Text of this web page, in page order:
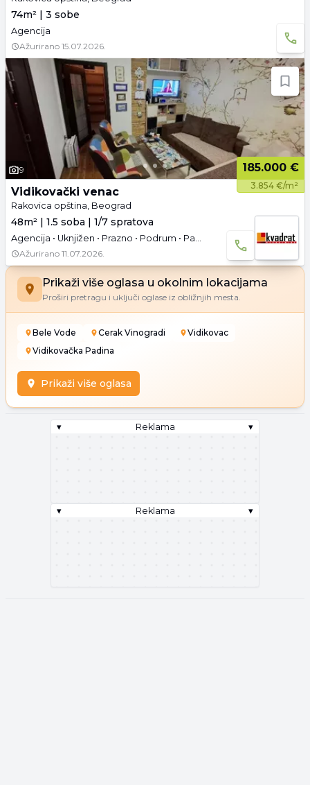
74m² | 3 sobe
Agencija
Ažurirano 15.07.2026.
9 185.000 €
3.854 €/m²
Vidikovački venac
Rakovica opština, Beograd
48m² | 1.5 soba | 1/7 spratova
Agencija • Uknjižen • Prazno • Podrum • Parking
Ažurirano 11.07.2026.
Prikaži više oglasa u okolnim lokacijama
Proširi pretragu i uključi oglase iz obližnjih mesta.
Bele Vode Cerak Vinogradi
Vidikovac
Vidikovačka Padina
Prikaži više oglasa
▾ Reklama ▾
▾ Reklama ▾